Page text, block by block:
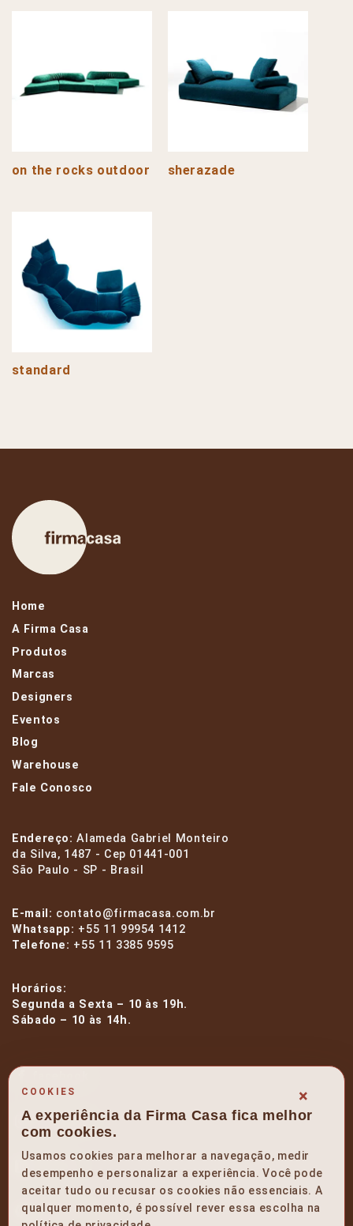
on the rocks outdoor sherazade
standard
Home
A Firma Casa
Produtos
Marcas
Designers
Eventos
Blog
Warehouse
Fale Conosco
Endereço:Alameda Gabriel Monteiro
da Silva, 1487 - Cep 01441-001
São Paulo - SP - Brasil
E-mail: contato@firmacasa.com.br
Whatsapp: +55 11 99954 1412
Telefone: +55 11 3385 9595
Horários:
Segunda a Sexta – 10 às 19h.
Sábado – 10 às 14h.
instagram
linkedin
pinterest
×
COOKIES
A experiência da Firma Casa fica melhor
com cookies.
Usamos cookies para melhorar a navegação, medir
desempenho e personalizar a experiência. Você pode
aceitar tudo ou recusar os cookies não essenciais. A
qualquer momento, é possível rever essa escolha na